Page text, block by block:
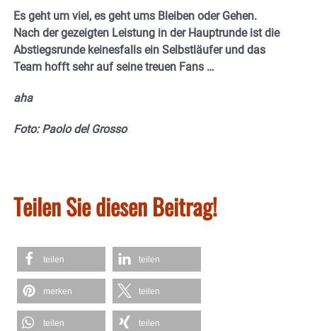
Es geht um viel, es geht ums Bleiben oder Gehen.
Nach der gezeigten Leistung in der Hauptrunde ist die
Abstiegsrunde keinesfalls ein Selbstläufer und das
Team hofft sehr auf seine treuen Fans …
aha
Foto: Paolo del Grosso
Teilen Sie diesen Beitrag!
teilen teilen
merken teilen
teilen teilen